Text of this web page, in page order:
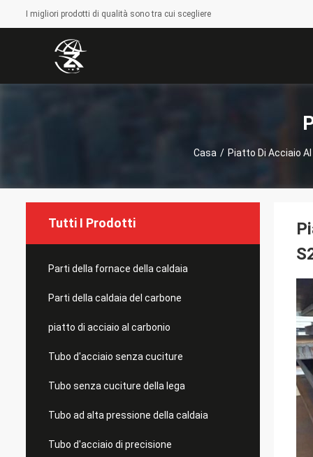
I migliori prodotti di qualità sono tra cui scegliere
Casa / Piatto Di Acciaio
Tutti I Prodotti
Parti della fornace della caldaia
Parti della caldaia del carbone
piatto di acciaio al carbonio
Tubo d'acciaio senza cuciture
Tubo senza cuciture della lega
Tubo ad alta pressione della caldaia
Tubo d'acciaio di precisione